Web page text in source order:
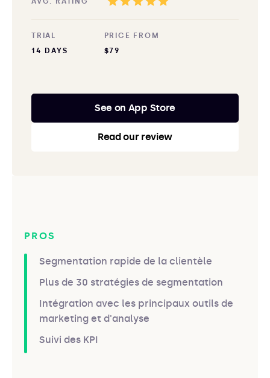
TRIAL
14 DAYS
PRICE FROM
$79
See on App Store
Read our review
PROS
Segmentation rapide de la clientèle
Plus de 30 stratégies de segmentation
Intégration avec les principaux outils de
marketing et d'analyse
Suivi des KPI